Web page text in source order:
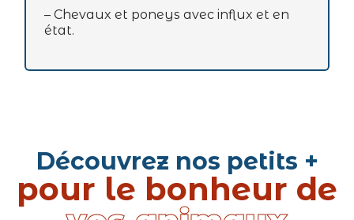
– Chevaux et poneys avec influx et en
état.
Découvrez nos petits +
pour le bonheur de